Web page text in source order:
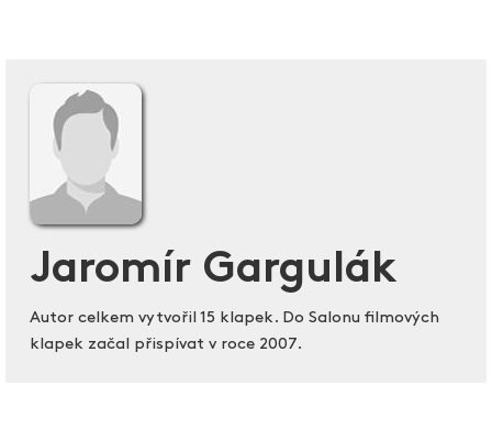
Jaromír Gargulák
Autor celkem vytvořil 15 klapek. Do Salonu filmových
klapek začal přispívat v roce 2007.